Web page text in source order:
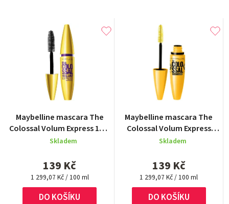
Maybelline mascara The
Colossal Volum Express 10,7
ml
Skladem
139 Kč
Měrná
cena:
1 299,07 Kč / 100 ml
DO KOŠÍKU
Maybelline mascara The
Colossal Volum Express
Smoky Eyes 10,7 ml
Skladem
139 Kč
Měrná
cena:
1 299,07 Kč / 100 ml
DO KOŠÍKU